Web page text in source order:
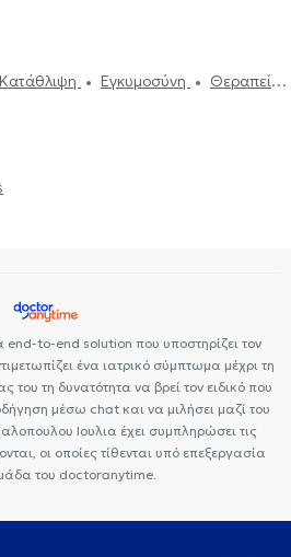
φροντιστών ατόμων με άνοια
Life
Ανορεξία
Κατάθλιψη Εγκυμοσύνη
Θεραπεία
προσανατολισμού
end-to-end solution που υποστηρίζει τον
ένα ιατρικό σύμπτωμα μέχρι τη
του τη δυνατότητα να βρεί τον ειδικό που
μέσω chat και να μιλήσει μαζί του
Ιουλια έχει συμπληρώσει τις
οι οποίες τίθενται υπό επεξεργασία
του doctoranytime.